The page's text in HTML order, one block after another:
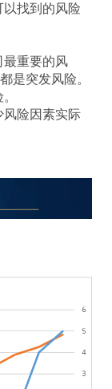
找到的风险
最重要的风
是突发风险。
风险因素实际